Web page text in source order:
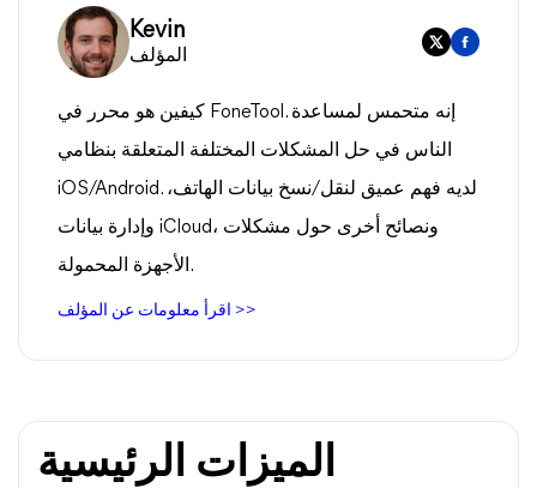
Kevin
المؤلف
كيفين هو محرر في FoneTool. إنه متحمس لمساعدة
الناس في حل المشكلات المختلفة المتعلقة بنظامي
iOS/Android. لديه فهم عميق لنقل/نسخ بيانات الهاتف،
وإدارة بيانات iCloud، ونصائح أخرى حول مشكلات
الأجهزة المحمولة.
اقرأ معلومات عن المؤلف >>
الميزات الرئيسية